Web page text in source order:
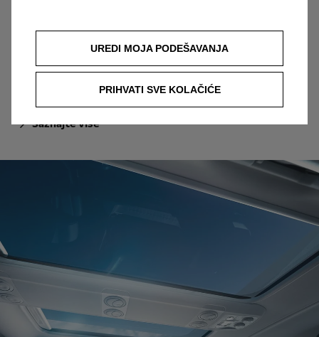
Zafira prepuna je inovativnih značajki osmišljenih
kako bi vožnju učinili pristupačnijom i zaštitili vas i
vaše putnike.
Saznajte više
UREDI MOJA PODEŠAVANJA
PRIHVATI SVE KOLAČIĆE